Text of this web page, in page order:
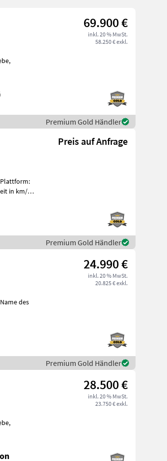
69.900 €
inkl. 20 % MwSt.
58.250 € exkl.
Premium Gold Händler
Preis auf Anfrage
in km/h:
Premium Gold Händler
24.990 €
inkl. 20 % MwSt.
20.825 € exkl.
des
Premium Gold Händler
28.500 €
inkl. 20 % MwSt.
23.750 € exkl.